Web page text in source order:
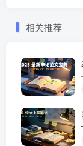
相关推荐